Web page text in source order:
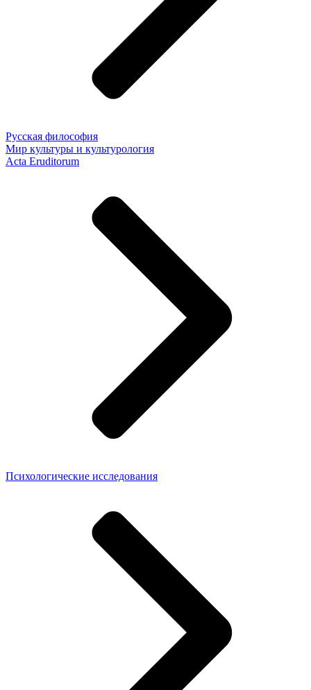
Русская философия
Мир культуры и культурология
Acta Eruditorum
Психологические исследования